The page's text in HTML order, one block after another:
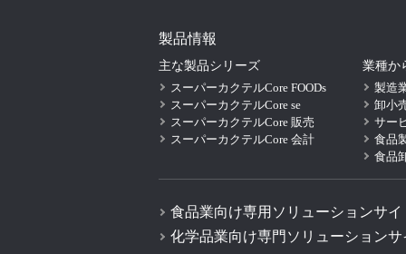
製品情報
主な製品シリーズ
スーパーカクテルCore FOODs
スーパーカクテルCore se
スーパーカクテルCore 販売
スーパーカクテルCore 会計
業種か
製造
卸小
サー
食品
食品
食品業向け専用ソリューションサイ
化学品業向け専門ソリューションサ